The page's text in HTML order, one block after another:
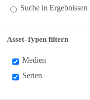
Suche in Ergebnissen
Asset-Typen filtern
Medien
Serien